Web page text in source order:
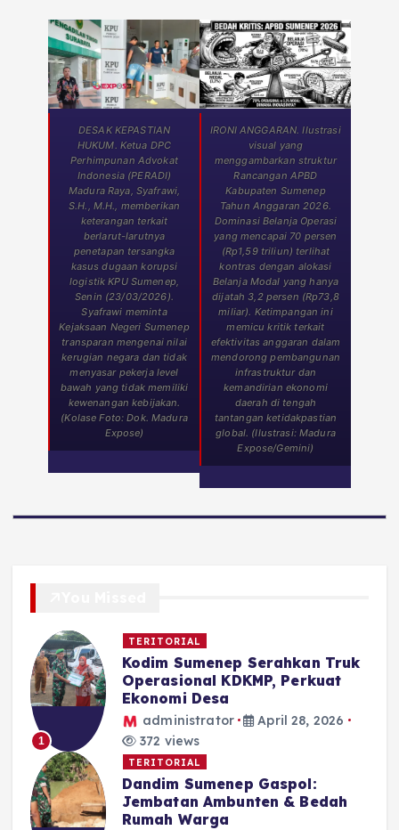
DESAK KEPASTIAN
HUKUM. Ketua DPC
Perhimpunan Advokat
Indonesia (PERADI)
Madura Raya, Syafrawi,
S.H., M.H., memberikan
keterangan terkait
berlarut-larutnya
penetapan tersangka
kasus dugaan korupsi
logistik KPU Sumenep,
Senin (23/03/2026).
Syafrawi meminta
Kejaksaan Negeri Sumenep
transparan mengenai nilai
kerugian negara dan tidak
menyasar pekerja level
bawah yang tidak memiliki
kewenangan kebijakan.
(Kolase Foto: Dok. Madura
Expose)
IRONI ANGGARAN. Ilustrasi
visual yang
menggambarkan struktur
Rancangan APBD
Kabupaten Sumenep
Tahun Anggaran 2026.
Dominasi Belanja Operasi
yang mencapai 70 persen
(Rp1,59 triliun) terlihat
kontras dengan alokasi
Belanja Modal yang hanya
dijatah 3,2 persen (Rp73,8
miliar). Ketimpangan ini
memicu kritik terkait
efektivitas anggaran dalam
mendorong pembangunan
infrastruktur dan
kemandirian ekonomi
daerah di tengah
tantangan ketidakpastian
global. (Ilustrasi: Madura
Expose/Gemini)
1
TERITORIAL
Kodim Sumenep Serahkan Truk
Operasional KDKMP, Perkuat
Ekonomi Desa
administrator
April 28, 2026
372 views
TERITORIAL
Dandim Sumenep Gaspol:
Jembatan Ambunten & Bedah
Rumah Warga